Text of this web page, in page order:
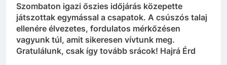
Szombaton igazi őszies időjárás közepette
játszottak egymással a csapatok. A csúszós talaj
ellenére élvezetes, fordulatos mérkőzésen
vagyunk túl, amit sikeresen vívtunk meg.
Gratulálunk, csak így tovább srácok! Hajrá Érd